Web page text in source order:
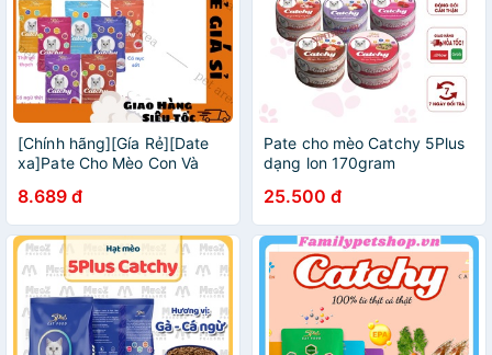
[Chính hãng][Gía Rẻ][Date
xa]Pate Cho Mèo Con Và
Catchy Gói 70g
8.689 đ
Pate cho mèo Catchy 5Plus
dạng lon 170gram
25.500 đ